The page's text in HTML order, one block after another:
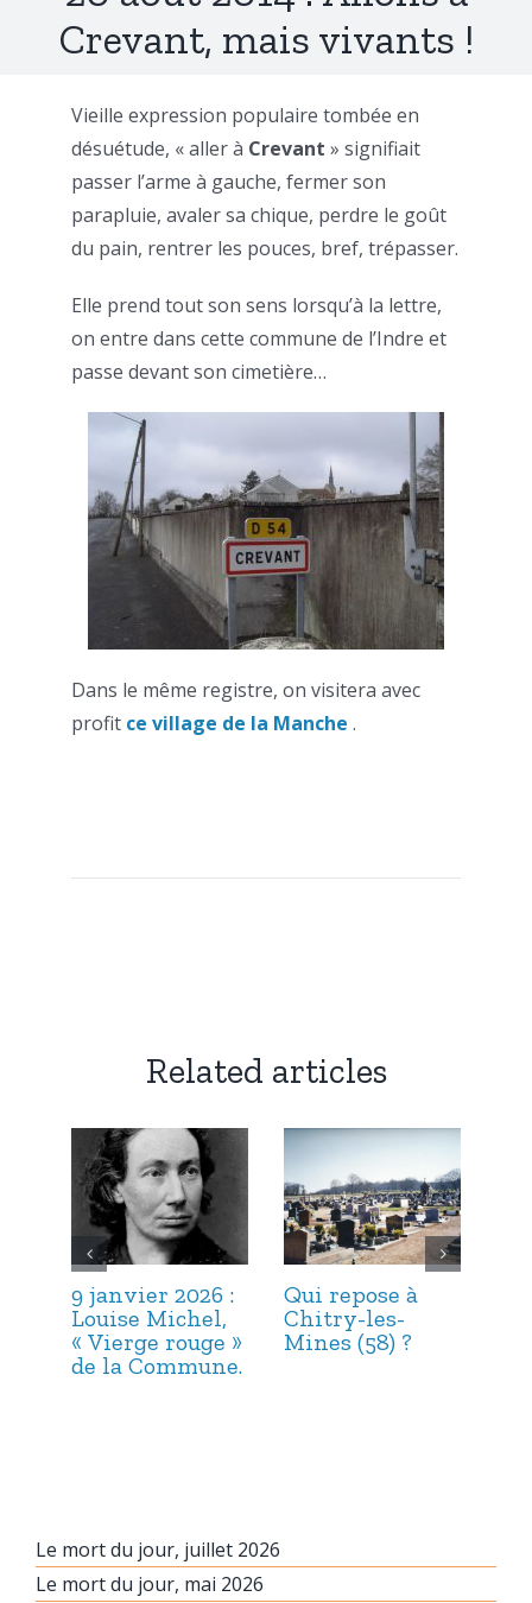
Crevant, mais vivants !
Vieille expression populaire tombée en
désuétude, « aller à Crevant » signifiait
passer l’arme à gauche, fermer son
parapluie, avaler sa chique, perdre le goût
du pain, rentrer les pouces, bref, trépasser.
Elle prend tout son sens lorsqu’à la lettre,
on entre dans cette commune de l’Indre et
passe devant son cimetière…
Dans le même registre, on visitera avec
profit ce village de la Manche .
Related articles
9 janvier 2026 :
Louise Michel,
« Vierge rouge »
de la Commune.
Qui repose à
Chitry-les-
Mines (58) ?
Le mort du jour, juillet 2026
Le mort du jour, mai 2026